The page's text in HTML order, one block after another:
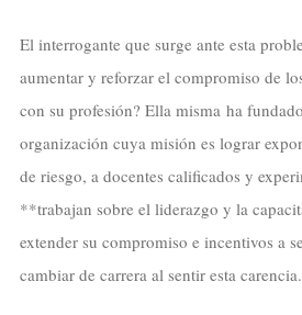
El interrogante que surge ante esta
aumentar y reforzar el compromiso de
con su profesión? Ella misma ha fundado
organización cuya misión es lograr
de riesgo, a docentes calificados y
**trabajan sobre el liderazgo y la
extender su compromiso e incentivos a
cambiar de carrera al sentir esta carencia.